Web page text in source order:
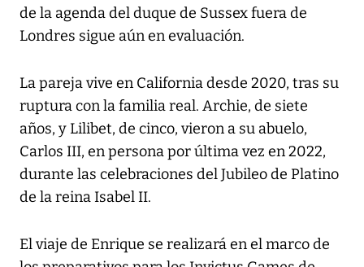
de la agenda del duque de Sussex fuera de
Londres sigue aún en evaluación.
La pareja vive en California desde 2020, tras su
ruptura con la familia real. Archie, de siete
años, y Lilibet, de cinco, vieron a su abuelo,
Carlos III, en persona por última vez en 2022,
durante las celebraciones del Jubileo de Platino
de la reina Isabel II.
El viaje de Enrique se realizará en el marco de